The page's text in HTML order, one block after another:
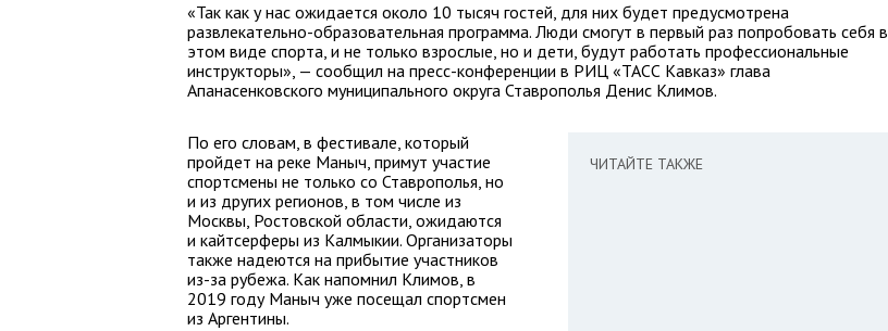
«Так как у нас ожидается около 10 тысяч гостей, для них будет предусмотрена
развлекательно-образовательная программа. Люди смогут в первый раз попробовать себя в
этом виде спорта, и не только взрослые, но и дети, будут работать профессиональные
инструкторы», — сообщил на пресс-конференции в РИЦ «ТАСС Кавказ» глава
Апанасенковского муниципального округа Ставрополья Денис Климов.
ЧИТАЙТЕ ТАКЖЕ
По его словам, в фестивале, который
пройдет на реке Маныч, примут участие
спортсмены не только со Ставрополья, но
и из других регионов, в том числе из
Москвы, Ростовской области, ожидаются
и кайтсерферы из Калмыкии. Организаторы
также надеются на прибытие участников
из-за рубежа. Как напомнил Климов, в
2019 году Маныч уже посещал спортсмен
из Аргентины.